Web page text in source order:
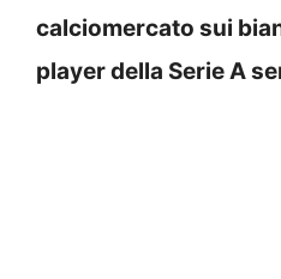
calciomercato sui
player della Serie A